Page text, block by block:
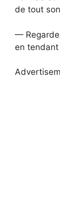
de tout
— Regarde
en